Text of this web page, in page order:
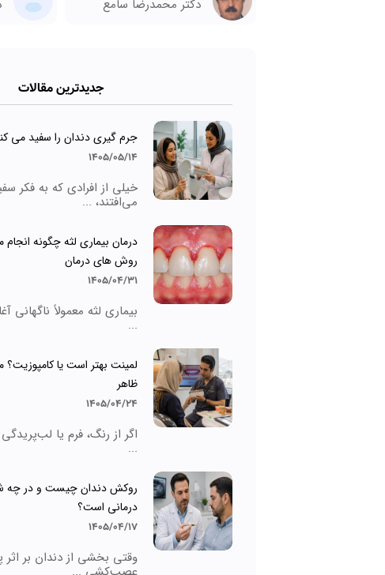
دکتر محمدرضا سامع
جدیدترین مقالات
جرم گیری دندان را سفید می
1405/05/14
خیلی از افرادی که به فکر
می‌افتند، ...
درمان بیماری لثه چگونه انجام
روش های درمان
1405/04/31
بیماری لثه معمولاً
...
لمینت بهتر است یا
ظاهر
1405/04/24
اگر از رنگ، فرم یا
...
روکش دندان چیست و در چه
درمانی است؟
1405/04/17
وقتی بخشی از دندان بر